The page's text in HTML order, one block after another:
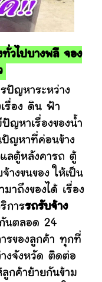
วไปบางพลี จอง
ญหาระหว่าง
รื่อง ดิน ฟ้า
ญหาเรื่องของน้ำ
นปัญหาที่ค่อนข้าง
ลตู้หลังคารถ ตู้
างขนของ ให้เป็น
มาถึงของได้ เรื่อง
การรถรับจ้าง
กันตลอด 24
ารของลูกค้า ทุกที่
างจังหวัด ติดต่อ
กค้าย้ายกันข้าม